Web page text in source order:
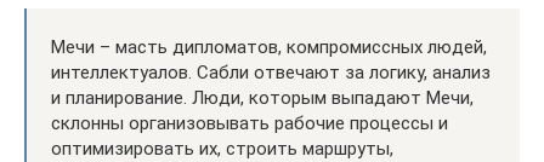
Мечи – масть дипломатов, компромиссных людей,
интеллектуалов. Сабли отвечают за логику, анализ
и планирование. Люди, которым выпадают Мечи,
склонны организовывать рабочие процессы и
оптимизировать их, строить маршруты,